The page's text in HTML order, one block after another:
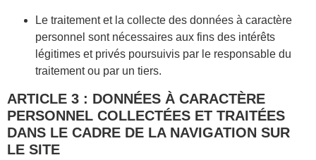
Le traitement et la collecte des données à caractère
personnel sont nécessaires aux fins des intérêts
légitimes et privés poursuivis par le responsable du
traitement ou par un tiers.
ARTICLE 3 : DONNÉES À CARACTÈRE
PERSONNEL COLLECTÉES ET TRAITÉES
DANS LE CADRE DE LA NAVIGATION SUR
LE SITE